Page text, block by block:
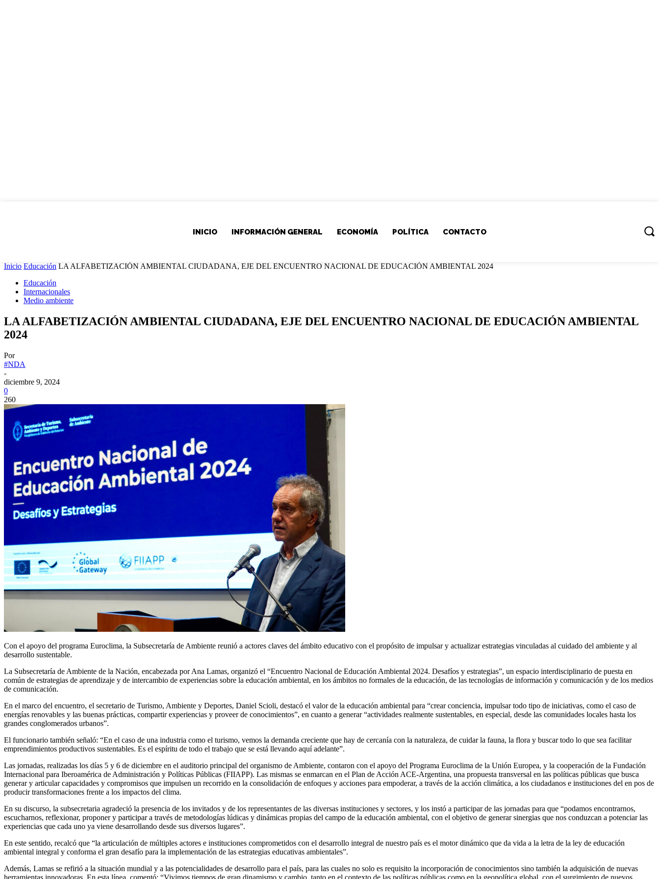
INICIO INFORMACIÓN GENERAL ECONOMÍA POLÍTICA CONTACTO
Inicio Educación LA ALFABETIZACIÓN AMBIENTAL CIUDADANA, EJE DEL ENCUENTRO NACIONAL DE EDUCACIÓN AMBIENTAL 2024
Educación
Internacionales
Medio ambiente
LA ALFABETIZACIÓN AMBIENTAL CIUDADANA, EJE DEL ENCUENTRO NACIONAL DE EDUCACIÓN AMBIENTAL
2024
Por
#NDA
-
diciembre 9, 2024
0
260
Con el apoyo del programa Euroclima, la Subsecretaría de Ambiente reunió a actores claves del ámbito educativo con el propósito de impulsar y actualizar estrategias vinculadas al cuidado del ambiente y al
desarrollo sustentable.
La Subsecretaría de Ambiente de la Nación, encabezada por Ana Lamas, organizó el “Encuentro Nacional de Educación Ambiental 2024. Desafíos y estrategias”, un espacio interdisciplinario de puesta en
común de estrategias de aprendizaje y de intercambio de experiencias sobre la educación ambiental, en los ámbitos no formales de la educación, de las tecnologías de información y comunicación y de los medios
de comunicación.
En el marco del encuentro, el secretario de Turismo, Ambiente y Deportes, Daniel Scioli, destacó el valor de la educación ambiental para “crear conciencia, impulsar todo tipo de iniciativas, como el caso de
energías renovables y las buenas prácticas, compartir experiencias y proveer de conocimientos”, en cuanto a generar “actividades realmente sustentables, en especial, desde las comunidades locales hasta los
grandes conglomerados urbanos”.
El funcionario también señaló: “En el caso de una industria como el turismo, vemos la demanda creciente que hay de cercanía con la naturaleza, de cuidar la fauna, la flora y buscar todo lo que sea facilitar
emprendimientos productivos sustentables. Es el espíritu de todo el trabajo que se está llevando aquí adelante”.
Las jornadas, realizadas los días 5 y 6 de diciembre en el auditorio principal del organismo de Ambiente, contaron con el apoyo del Programa Euroclima de la Unión Europea, y la cooperación de la Fundación
Internacional para Iberoamérica de Administración y Políticas Públicas (FIIAPP). Las mismas se enmarcan en el Plan de Acción ACE-Argentina, una propuesta transversal en las políticas públicas que busca
generar y articular capacidades y compromisos que impulsen un recorrido en la consolidación de enfoques y acciones para empoderar, a través de la acción climática, a los ciudadanos e instituciones del en pos de
producir transformaciones frente a los impactos del clima.
En su discurso, la subsecretaria agradeció la presencia de los invitados y de los representantes de las diversas instituciones y sectores, y los instó a participar de las jornadas para que “podamos encontrarnos,
escucharnos, reflexionar, proponer y participar a través de metodologías lúdicas y dinámicas propias del campo de la educación ambiental, con el objetivo de generar sinergias que nos conduzcan a potenciar las
experiencias que cada uno ya viene desarrollando desde sus diversos lugares”.
En este sentido, recalcó que “la articulación de múltiples actores e instituciones comprometidos con el desarrollo integral de nuestro país es el motor dinámico que da vida a la letra de la ley de educación
ambiental integral y conforma el gran desafío para la implementación de las estrategias educativas ambientales”.
Además, Lamas se refirió a la situación mundial y a las potencialidades de desarrollo para el país, para las cuales no solo es requisito la incorporación de conocimientos sino también la adquisición de nuevas